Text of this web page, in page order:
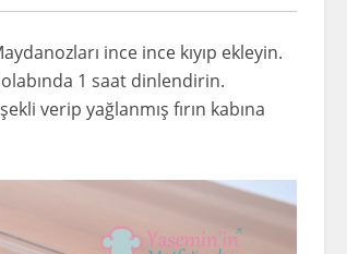
ince ince kıyıp ekleyin.
1 saat dinlendirin.
verip yağlanmış fırın kabına